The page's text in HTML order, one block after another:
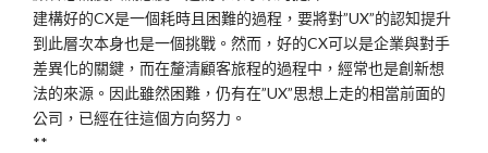
建構好的CX是一個耗時且困難的過程，要將對”UX”的認知提升
到此層次本身也是一個挑戰。然而，好的CX可以是企業與對手
差異化的關鍵，而在釐清顧客旅程的過程中，經常也是創新想
法的來源。因此雖然困難，仍有在”UX”思想上走的相當前面的
公司，已經在往這個方向努力。
**